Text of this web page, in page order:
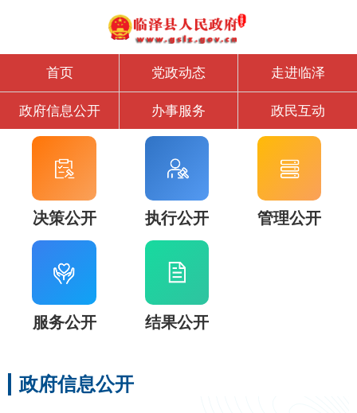
首页 党政动态 走进临泽
政府信息公开 办事服务 政民互动
决策公开 执行公开 管理公开
服务公开 结果公开
政府信息公开